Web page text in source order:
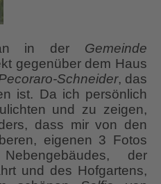
in der Gemeinde
gegenüber dem Haus
Schneider, das
ist. Da ich persönlich
und zu zeigen,
dass mir von den
eigenen 3 Fotos
der
und des Hofgartens,